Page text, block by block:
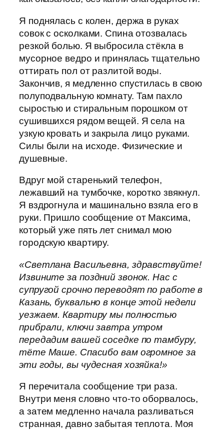
Я поднялась с колен, держа в руках
совок с осколками. Спина отозвалась
резкой болью. Я выбросила стёкла в
мусорное ведро и принялась тщательно
оттирать пол от разлитой воды.
Закончив, я медленно спустилась в свою
полуподвальную комнату. Там пахло
сыростью и стиральным порошком от
сушившихся рядом вещей. Я села на
узкую кровать и закрыла лицо руками.
Силы были на исходе. Физические и
душевные.
Вдруг мой старенький телефон,
лежавший на тумбочке, коротко звякнул.
Я вздрогнула и машинально взяла его в
руки. Пришло сообщение от Максима,
который уже пять лет снимал мою
городскую квартиру.
«Светлана Васильевна, здравствуйте!
Извините за поздний звонок. Нас с
супругой срочно переводят по работе в
Казань, буквально в конце этой недели
уезжаем. Квартиру мы полностью
прибрали, ключи завтра утром
передадим вашей соседке по тамбуру,
тёте Маше. Спасибо вам огромное за
эти годы, вы чудесная хозяйка!»
Я перечитала сообщение три раза.
Внутри меня словно что-то оборвалось,
а затем медленно начала разливаться
странная, давно забытая теплота. Моя